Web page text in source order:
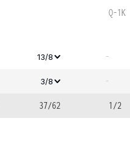
Q-1K
13/8 -
3/8 -
37/62 1/2